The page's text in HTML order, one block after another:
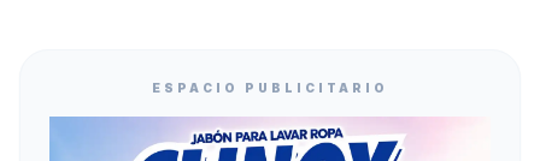
ESPACIO PUBLICITARIO